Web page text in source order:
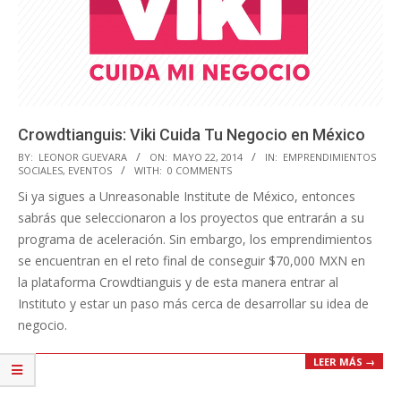
Crowdtianguis: Viki Cuida Tu Negocio en México
2014-
05-
22
BY: LEONOR GUEVARA ON: MAYO 22, 2014 IN: EMPRENDIMIENTOS
SOCIALES, EVENTOS WITH: 0 COMMENTS
Si ya sigues a Unreasonable Institute de México, entonces
sabrás que seleccionaron a los proyectos que entrarán a su
programa de aceleración. Sin embargo, los emprendimientos
se encuentran en el reto final de conseguir $70,000 MXN en
la plataforma Crowdtianguis y de esta manera entrar al
Instituto y estar un paso más cerca de desarrollar su idea de
negocio.
LEER MÁS →